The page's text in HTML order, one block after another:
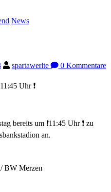
News
spartawerlte 0 Kommentare
Uhr ❗
bereits um ❗11:45 Uhr ❗ zu
an.
BW Merzen